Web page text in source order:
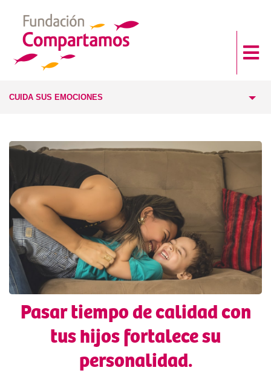
Pasar tiempo de calidad con
tus hijos fortalece su
personalidad.